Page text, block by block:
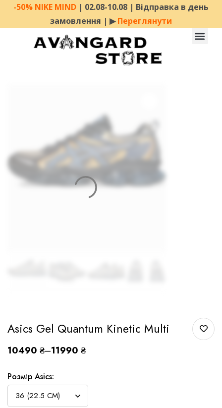
-50% NIKE MIND | 02.08-10.08 | Відправка в день
замовлення | ▶︎Переглянути
Asics Gel Quantum Kinetic Multi
10490 ₴–11990 ₴
Розмір Asics: